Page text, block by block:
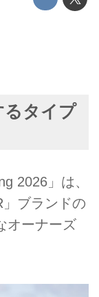
るタイプ
2026」は、
ブランドの
オーナーズ